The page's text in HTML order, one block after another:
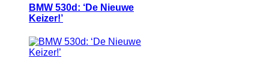
BMW 530d: ‘De Nieuwe
Keizer!’